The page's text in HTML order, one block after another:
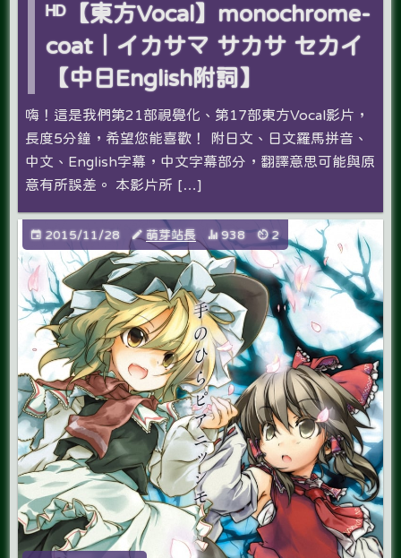
ᴴᴰ【東方Vocal】monochrome-
coat｜イカサマ サカサ セカイ
【中日English附詞】
嗨！這是我們第21部視覺化、第17部東方Vocal影片，
長度5分鐘，希望您能喜歡­！ 附日文、日文羅馬拼音、
中文、English字幕，中文字幕部分，翻譯意思可能與原
意­有所誤差。 本影片所 […]
2015/11/28 萌芽站長 938 2